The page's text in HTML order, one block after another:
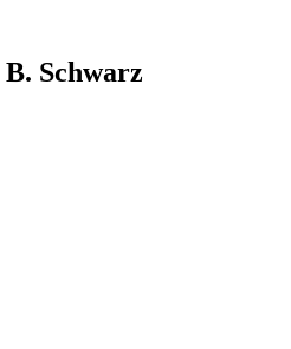
B. Schwarz